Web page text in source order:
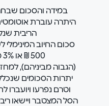
במידה והסכום
היתרה עוברת
הריבית
סכום החיוב המינימלי
500 ₪ או 3% מגובה השימושים
(הגבוה מביניהם),
יתרות הסכומים
וטרם נפרעו ויועברו
הסל המצטבר ויישאו